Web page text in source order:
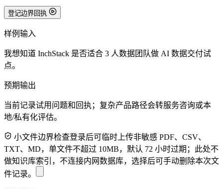
登记边界回执
样例输入
我想知道 InchStack 是否适合 3 人数据团队做 AI 数据交付试
点。
预期输出
当前记录试用问题和回执；复杂产品路径会转服务咨询或本
地/私有化评估。
小文件边界检查登录后可临时上传非敏感 PDF、CSV、
TXT、MD，单文件不超过 10MB，默认 72 小时过期；此处不
做知识库索引，不连接内网数据库，选择后可手动删除本次文
件记录。